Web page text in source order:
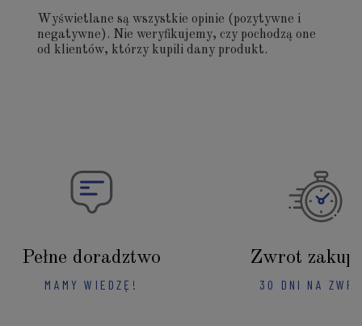
Wyświetlane są wszystkie opinie (pozytywne i
negatywne). Nie weryfikujemy, czy pochodzą one
od klientów, którzy kupili dany produkt.
Pełne doradztwo
MAMY WIEDZĘ!
Zwrot
30 DNI NA